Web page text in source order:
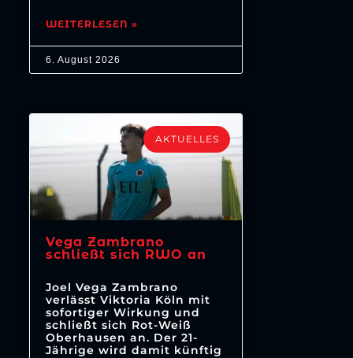
WEITERLESEN »
6. August 2026
AKTUELLES
Vega Zambrano
schließt sich RWO an
Joel Vega Zambrano
verlässt Viktoria Köln mit
sofortiger Wirkung und
schließt sich Rot-Weiß
Oberhausen an. Der 21-
Jährige wird damit künftig